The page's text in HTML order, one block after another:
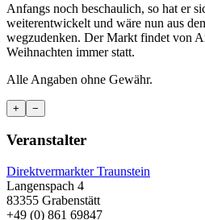
Anfangs noch beschaulich, so hat er
weiterentwickelt und wäre nun aus
wegzudenken. Der Markt findet von
Weihnachten immer statt.
Alle Angaben ohne Gewähr.
+ −
Veranstalter
Direktvermarkter Traunstein
Langenspach 4
83355 Grabenstätt
+49 (0) 861 69847